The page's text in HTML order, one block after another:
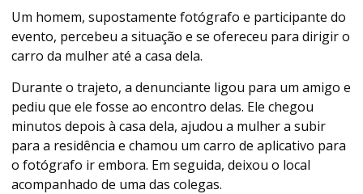
Um homem, supostamente fotógrafo e participante do
evento, percebeu a situação e se ofereceu para dirigir o
carro da mulher até a casa dela.
Durante o trajeto, a denunciante ligou para um amigo e
pediu que ele fosse ao encontro delas. Ele chegou
minutos depois à casa dela, ajudou a mulher a subir
para a residência e chamou um carro de aplicativo para
o fotógrafo ir embora. Em seguida, deixou o local
acompanhado de uma das colegas.